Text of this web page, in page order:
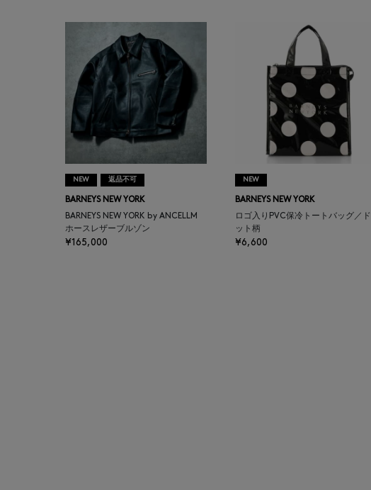
ATHLETICS FTWR
ATTO VANNUCCI
FIRENZE
AURALEE
AUTRY
BAGUTTA
NEW 返品不可
BARNEYS NEW YORK
BARNEYS NEW YORK by ANCELLM
ホースレザーブルゾン
¥165,000
NEW
BARNEYS NEW YORK
ロゴ入りPVC保冷トートバッグ／ド
ット柄
¥6,600